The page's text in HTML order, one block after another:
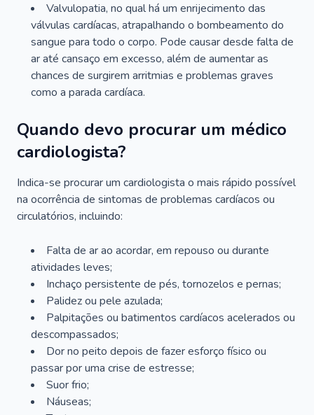
Valvulopatia, no qual há um enrijecimento das
válvulas cardíacas, atrapalhando o bombeamento do
sangue para todo o corpo. Pode causar desde falta de
ar até cansaço em excesso, além de aumentar as
chances de surgirem arritmias e problemas graves
como a parada cardíaca.
Quando devo procurar um médico
cardiologista?
Indica-se procurar um cardiologista o mais rápido possível
na ocorrência de sintomas de problemas cardíacos ou
circulatórios, incluindo:
Falta de ar ao acordar, em repouso ou durante
atividades leves;
Inchaço persistente de pés, tornozelos e pernas;
Palidez ou pele azulada;
Palpitações ou batimentos cardíacos acelerados ou
descompassados;
Dor no peito depois de fazer esforço físico ou
passar por uma crise de estresse;
Suor frio;
Náuseas;